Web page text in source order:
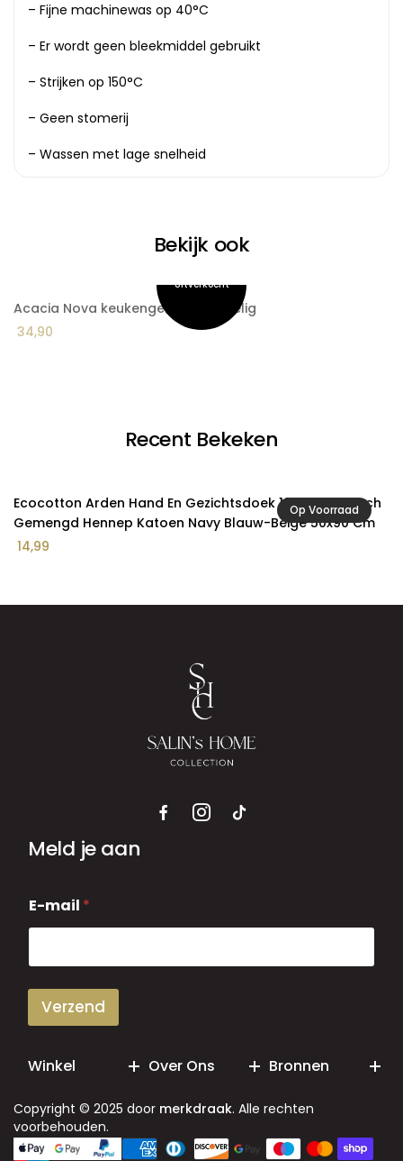
– Fijne machinewas op 40°C
– Er wordt geen bleekmiddel gebruikt
– Strijken op 150°C
– Geen stomerij
– Wassen met lage snelheid
Bekijk ook
Acacia Nova keukengerei set 6-delig
34,90
Recent Bekeken
Op Voorraad
Ecocotton Arden Hand En Gezichtsdoek 100% Biologisch
Gemengd Hennep Katoen Navy Blauw-Beige 50x90 Cm
14,99
Meld je aan
-
m
i
E-mail *
Verzend
Winkel Over Ons Bronnen
Copyright © 2025 door merkdraak. Alle rechten
voorbehouden.